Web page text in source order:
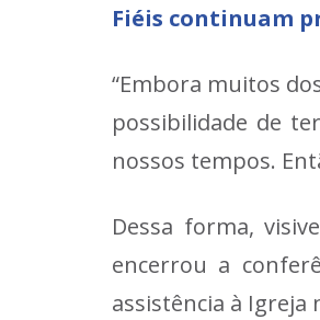
Fiéis continuam
“Embora muitos
possibilidade de
nossos tempos.
Dessa forma,
encerrou a
assistência à Igreja